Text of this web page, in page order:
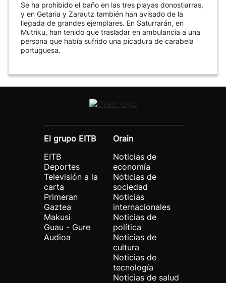
Se ha prohibido el baño en las tres playas donostiarras,
y en Getaria y Zarautz también han avisado de la
llegada de grandes ejemplares. En Saturrarán, en
Mutriku, han tenido que trasladar en ambulancia a una
persona que había sufrido una picadura de carabela
portuguesa.
El grupo EITB
EITB
Deportes
Televisión a la
carta
Primeran
Gaztea
Makusi
Guau - Gure
Audioa
Orain
Noticias de
economía
Noticias de
sociedad
Noticias
internacionales
Noticias de
política
Noticias de
cultura
Noticias de
tecnología
Noticias de salud